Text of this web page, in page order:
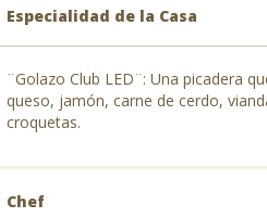
Especialidad de la Casa
¨Golazo Club LED¨: Una picadera
queso, jamón, carne de cerdo,
croquetas.
Chef